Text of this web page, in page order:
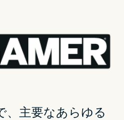
をプレイするのに VPNが
、主要なあらゆる